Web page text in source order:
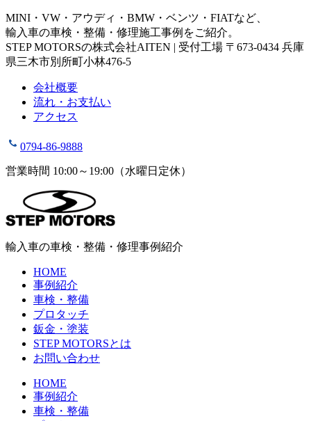
MINI・VW・アウディ・BMW・ベンツ・FIATなど、
輸入車の車検・整備・修理施工事例をご紹介。
STEP MOTORSの株式会社AITEN | 受付工場 〒673-0434 兵庫
県三木市別所町小林476-5
会社概要
流れ・お支払い
アクセス
0794-86-9888
営業時間 10:00～19:00（水曜日定休）
輸入車の車検・整備・修理事例紹介
HOME
事例紹介
車検・整備
プロタッチ
鈑金・塗装
STEP MOTORSとは
お問い合わせ
HOME
事例紹介
車検・整備